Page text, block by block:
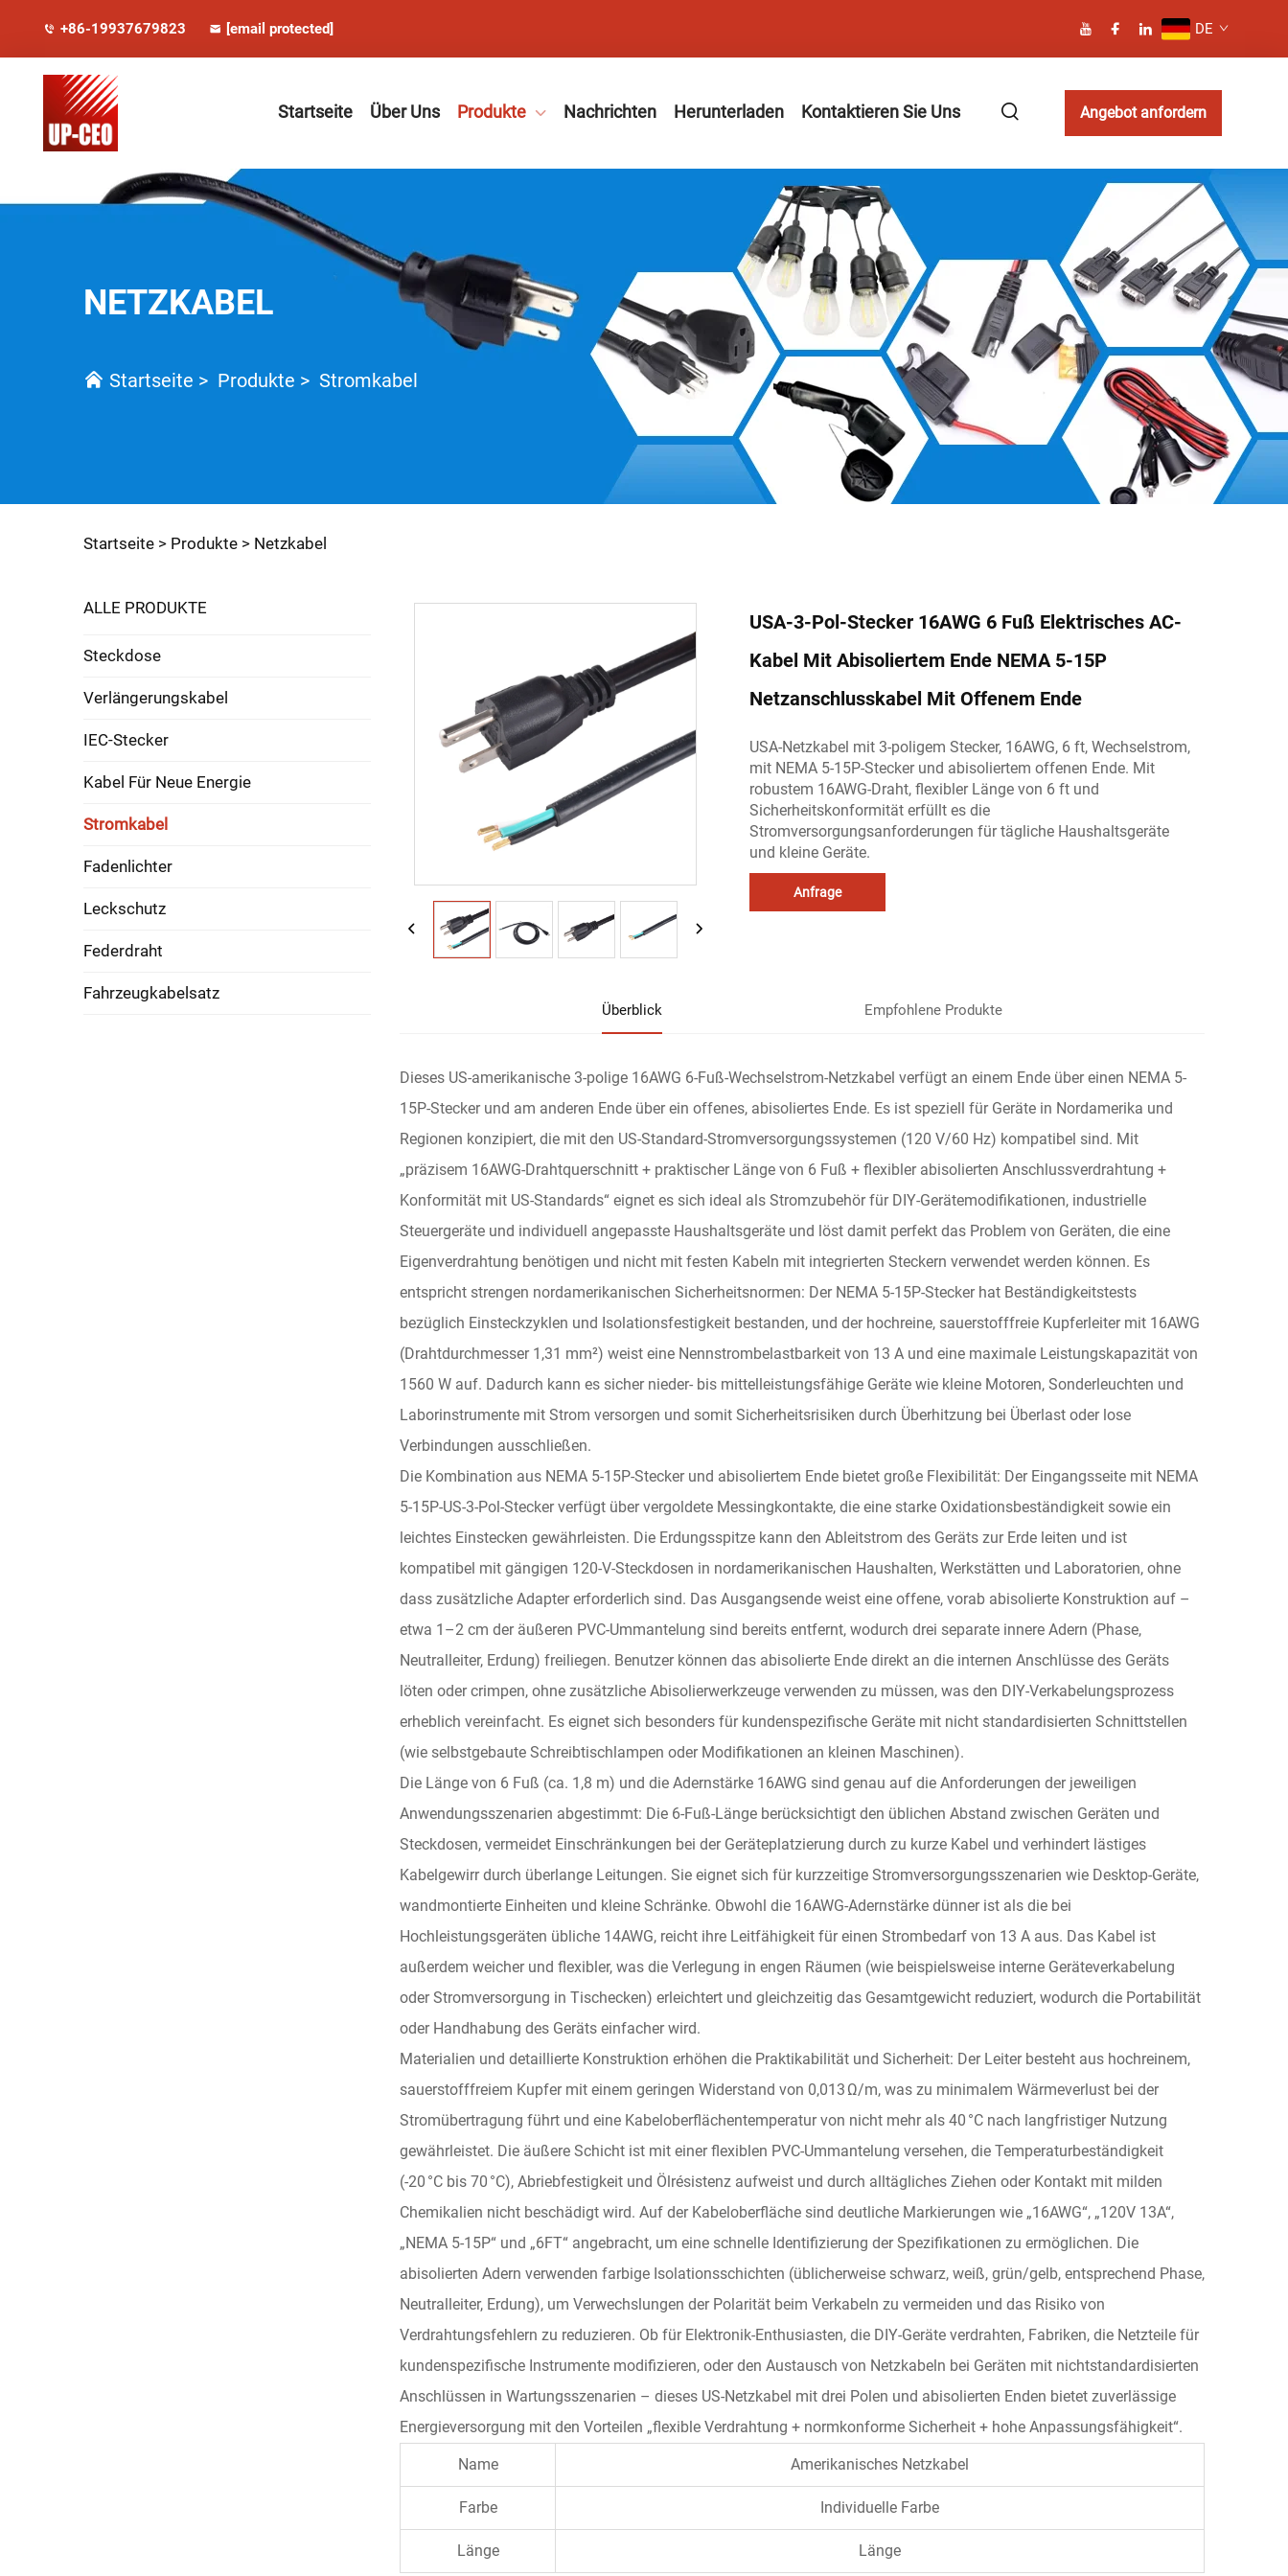
+86-19937679823 [email protected] DE
Startseite Über Uns Produkte Nachrichten Herunterladen Kontaktieren Sie Uns Angebot anfordern
NETZKABEL
Startseite > Produkte > Stromkabel
Startseite > Produkte > Netzkabel
ALLE PRODUKTE
Steckdose
Verlängerungskabel
IEC-Stecker
Kabel Für Neue Energie
Stromkabel
Fadenlichter
Leckschutz
Federdraht
Fahrzeugkabelsatz
USA-3-Pol-Stecker 16AWG 6 Fuß Elektrisches AC-
Kabel Mit Abisoliertem Ende NEMA 5-15P
Netzanschlusskabel Mit Offenem Ende
USA-Netzkabel mit 3-poligem Stecker, 16AWG, 6 ft, Wechselstrom,
mit NEMA 5-15P-Stecker und abisoliertem offenen Ende. Mit
robustem 16AWG-Draht, flexibler Länge von 6 ft und
Sicherheitskonformität erfüllt es die
Stromversorgungsanforderungen für tägliche Haushaltsgeräte
und kleine Geräte.
Anfrage
Überblick Empfohlene Produkte
Dieses US-amerikanische 3-polige 16AWG 6-Fuß-Wechselstrom-Netzkabel verfügt an einem Ende über einen NEMA 5-
15P-Stecker und am anderen Ende über ein offenes, abisoliertes Ende. Es ist speziell für Geräte in Nordamerika und
Regionen konzipiert, die mit den US-Standard-Stromversorgungssystemen (120 V/60 Hz) kompatibel sind. Mit
„präzisem 16AWG-Drahtquerschnitt + praktischer Länge von 6 Fuß + flexibler abisolierten Anschlussverdrahtung +
Konformität mit US-Standards“ eignet es sich ideal als Stromzubehör für DIY-Gerätemodifikationen, industrielle
Steuergeräte und individuell angepasste Haushaltsgeräte und löst damit perfekt das Problem von Geräten, die eine
Eigenverdrahtung benötigen und nicht mit festen Kabeln mit integrierten Steckern verwendet werden können. Es
entspricht strengen nordamerikanischen Sicherheitsnormen: Der NEMA 5-15P-Stecker hat Beständigkeitstests
bezüglich Einsteckzyklen und Isolationsfestigkeit bestanden, und der hochreine, sauerstofffreie Kupferleiter mit 16AWG
(Drahtdurchmesser 1,31 mm²) weist eine Nennstrombelastbarkeit von 13 A und eine maximale Leistungskapazität von
1560 W auf. Dadurch kann es sicher nieder- bis mittelleistungsfähige Geräte wie kleine Motoren, Sonderleuchten und
Laborinstrumente mit Strom versorgen und somit Sicherheitsrisiken durch Überhitzung bei Überlast oder lose
Verbindungen ausschließen.
Die Kombination aus NEMA 5-15P-Stecker und abisoliertem Ende bietet große Flexibilität: Der Eingangsseite mit NEMA
5-15P-US-3-Pol-Stecker verfügt über vergoldete Messingkontakte, die eine starke Oxidationsbeständigkeit sowie ein
leichtes Einstecken gewährleisten. Die Erdungsspitze kann den Ableitstrom des Geräts zur Erde leiten und ist
kompatibel mit gängigen 120-V-Steckdosen in nordamerikanischen Haushalten, Werkstätten und Laboratorien, ohne
dass zusätzliche Adapter erforderlich sind. Das Ausgangsende weist eine offene, vorab abisolierte Konstruktion auf –
etwa 1–2 cm der äußeren PVC-Ummantelung sind bereits entfernt, wodurch drei separate innere Adern (Phase,
Neutralleiter, Erdung) freiliegen. Benutzer können das abisolierte Ende direkt an die internen Anschlüsse des Geräts
löten oder crimpen, ohne zusätzliche Abisolierwerkzeuge verwenden zu müssen, was den DIY-Verkabelungsprozess
erheblich vereinfacht. Es eignet sich besonders für kundenspezifische Geräte mit nicht standardisierten Schnittstellen
(wie selbstgebaute Schreibtischlampen oder Modifikationen an kleinen Maschinen).
Die Länge von 6 Fuß (ca. 1,8 m) und die Adernstärke 16AWG sind genau auf die Anforderungen der jeweiligen
Anwendungsszenarien abgestimmt: Die 6-Fuß-Länge berücksichtigt den üblichen Abstand zwischen Geräten und
Steckdosen, vermeidet Einschränkungen bei der Geräteplatzierung durch zu kurze Kabel und verhindert lästiges
Kabelgewirr durch überlange Leitungen. Sie eignet sich für kurzzeitige Stromversorgungsszenarien wie Desktop-Geräte,
wandmontierte Einheiten und kleine Schränke. Obwohl die 16AWG-Adernstärke dünner ist als die bei
Hochleistungsgeräten übliche 14AWG, reicht ihre Leitfähigkeit für einen Strombedarf von 13 A aus. Das Kabel ist
außerdem weicher und flexibler, was die Verlegung in engen Räumen (wie beispielsweise interne Geräteverkabelung
oder Stromversorgung in Tischecken) erleichtert und gleichzeitig das Gesamtgewicht reduziert, wodurch die Portabilität
oder Handhabung des Geräts einfacher wird.
Materialien und detaillierte Konstruktion erhöhen die Praktikabilität und Sicherheit: Der Leiter besteht aus hochreinem,
sauerstofffreiem Kupfer mit einem geringen Widerstand von 0,013 Ω/m, was zu minimalem Wärmeverlust bei der
Stromübertragung führt und eine Kabeloberflächentemperatur von nicht mehr als 40 °C nach langfristiger Nutzung
gewährleistet. Die äußere Schicht ist mit einer flexiblen PVC-Ummantelung versehen, die Temperaturbeständigkeit
(-20 °C bis 70 °C), Abriebfestigkeit und Ölrésistenz aufweist und durch alltägliches Ziehen oder Kontakt mit milden
Chemikalien nicht beschädigt wird. Auf der Kabeloberfläche sind deutliche Markierungen wie „16AWG“, „120V 13A“,
„NEMA 5-15P“ und „6FT“ angebracht, um eine schnelle Identifizierung der Spezifikationen zu ermöglichen. Die
abisolierten Adern verwenden farbige Isolationsschichten (üblicherweise schwarz, weiß, grün/gelb, entsprechend Phase,
Neutralleiter, Erdung), um Verwechslungen der Polarität beim Verkabeln zu vermeiden und das Risiko von
Verdrahtungsfehlern zu reduzieren. Ob für Elektronik-Enthusiasten, die DIY-Geräte verdrahten, Fabriken, die Netzteile für
kundenspezifische Instrumente modifizieren, oder den Austausch von Netzkabeln bei Geräten mit nichtstandardisierten
Anschlüssen in Wartungsszenarien – dieses US-Netzkabel mit drei Polen und abisolierten Enden bietet zuverlässige
Energieversorgung mit den Vorteilen „flexible Verdrahtung + normkonforme Sicherheit + hohe Anpassungsfähigkeit“.
Name Amerikanisches Netzkabel
Farbe Individuelle Farbe
Länge Länge